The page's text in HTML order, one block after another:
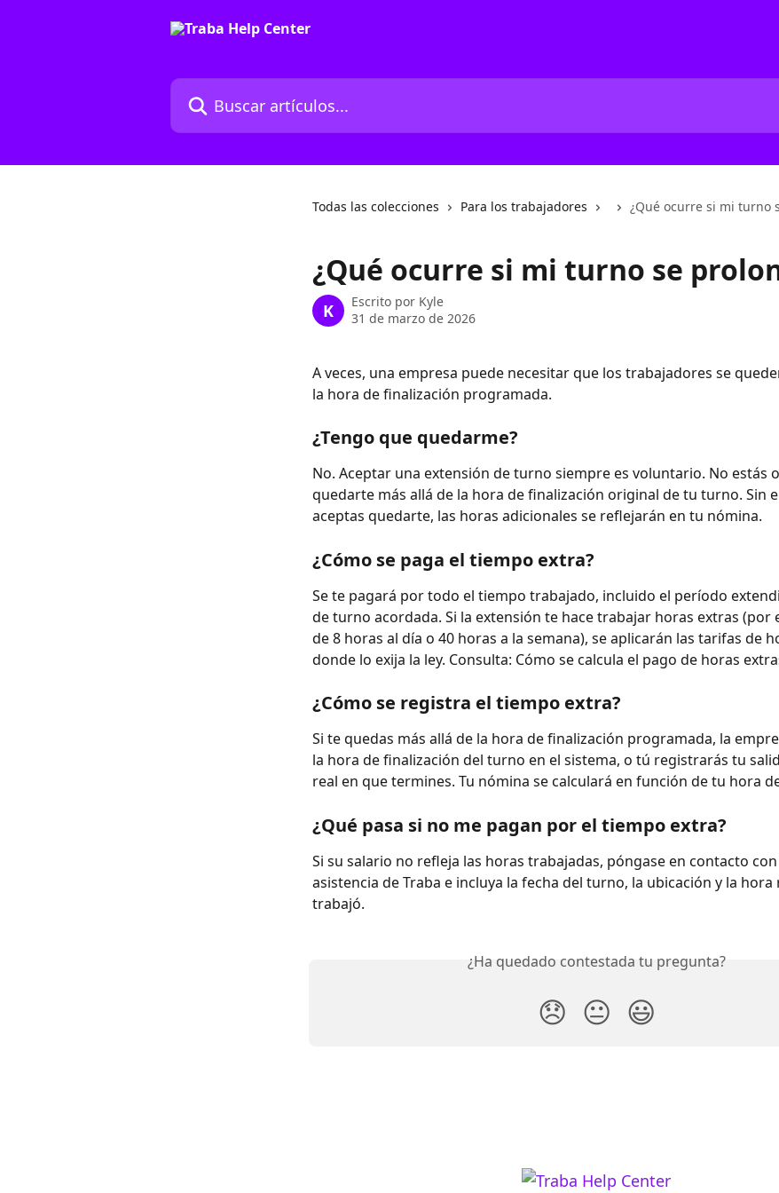
Buscar artículos...
Todas las colecciones Para los trabajadores ¿Qué ocurre si mi turno
¿Qué ocurre si mi turno se
K Escrito por Kyle
31 de marzo de 2026
A veces, una empresa puede necesitar que los trabajadores se
la hora de finalización programada.
¿Tengo que quedarme?
No. Aceptar una extensión de turno siempre es voluntario. No estás
quedarte más allá de la hora de finalización original de tu turno. Sin
aceptas quedarte, las horas adicionales se reflejarán en tu nómina.
¿Cómo se paga el tiempo extra?
Se te pagará por todo el tiempo trabajado, incluido el período
de turno acordada. Si la extensión te hace trabajar horas extras (por
de 8 horas al día o 40 horas a la semana), se aplicarán las tarifas de
donde lo exija la ley. Consulta: Cómo se calcula el pago de horas
¿Cómo se registra el tiempo extra?
Si te quedas más allá de la hora de finalización programada, la
la hora de finalización del turno en el sistema, o tú registrarás tu
real en que termines. Tu nómina se calculará en función de tu hora
¿Qué pasa si no me pagan por el tiempo extra?
Si su salario no refleja las horas trabajadas, póngase en contacto
asistencia de Traba e incluya la fecha del turno, la ubicación y la hora
trabajó.
¿Ha quedado contestada tu pregunta?
😞 😐 😃